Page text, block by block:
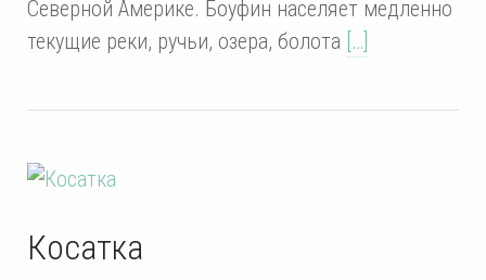
Северной Америке. Боуфин населяет медленно
текущие реки, ручьи, озера, болота […]
Косатка